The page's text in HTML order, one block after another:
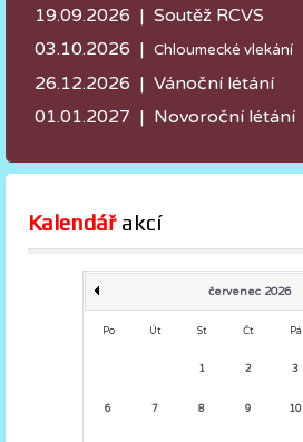
19.09.2026 | Soutěž RCVS
03.10.2026 | Chloumecké vlekání
26.12.2026 | Vánoční létání
01.01.2027 | Novoroční létání
Kalendář akcí
červenec 2026
Po Út St Čt Pá
1 2 3
6 7 8 9 10